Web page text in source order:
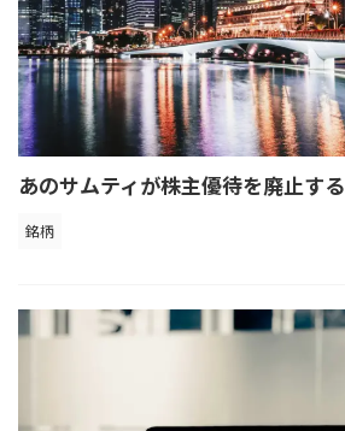
あのサムティが株主優待を廃止する
銘柄